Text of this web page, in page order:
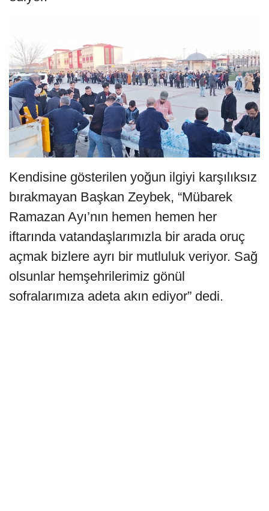
Kendisine gösterilen yoğun ilgiyi karşılıksız
bırakmayan Başkan Zeybek, “Mübarek
Ramazan Ayı’nın hemen hemen her
iftarında vatandaşlarımızla bir arada oruç
açmak bizlere ayrı bir mutluluk veriyor. Sağ
olsunlar hemşehrilerimiz gönül
sofralarımıza adeta akın ediyor” dedi.